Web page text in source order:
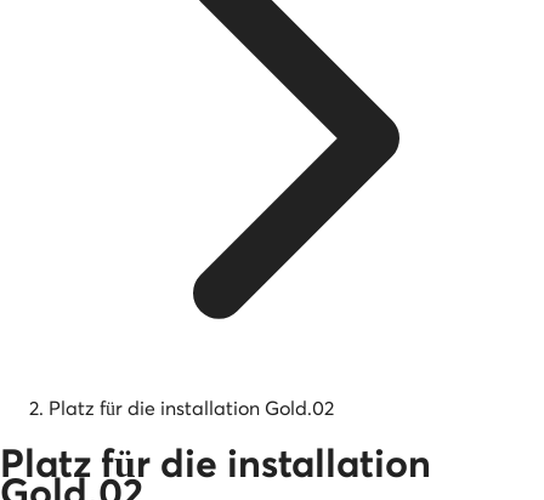
Platz für die installation Gold.02
Platz für die installation